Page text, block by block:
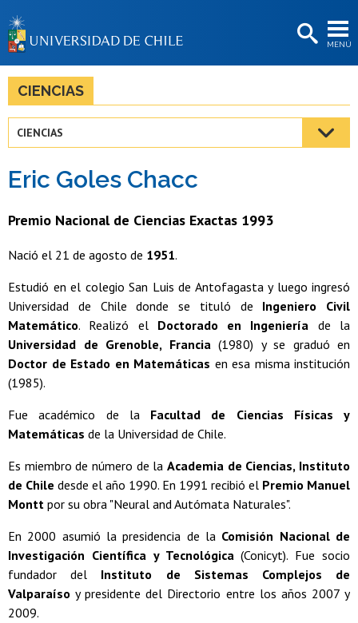
MENÚ
BIBLIOTECAS
Estudiantes
Académicas/os
Funcionarias/os
CIENCIAS
CIENCIAS
Eric Goles Chacc
Premio Nacional de Ciencias Exactas 1993
Nació el 21 de agosto de 1951.
Estudió en el colegio San Luis de Antofagasta y luego ingresó
Universidad de Chile donde se tituló de Ingeniero Civil
Matemático. Realizó el Doctorado en Ingeniería de la
Universidad de Grenoble, Francia(1980) y se graduó en
Doctor de Estado en Matemáticas en esa misma institución
(1985).
Fue académico de la Facultad de Ciencias Físicas y
Matemáticas de la Universidad de Chile.
Es miembro de número de la Academia de Ciencias, Instituto
de Chile desde el año 1990. En 1991 recibió el Premio Manuel
Montt por su obra "Neural and Autómata Naturales".
En 2000 asumió la presidencia de la Comisión Nacional de
Investigación Científica y Tecnológica(Conicyt). Fue socio
fundador del Instituto de Sistemas Complejos de
Valparaíso y presidente del Directorio entre los años 2007 y
2009.